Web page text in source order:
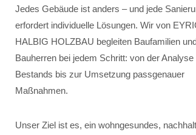
Jedes Gebäude ist anders – und jede
erfordert individuelle Lösungen. Wir von
HALBIG HOLZBAU begleiten Baufamilien
Bauherren bei jedem Schritt: von der Analyse
Bestands bis zur Umsetzung passgenauer
Maßnahmen.
Unser Ziel ist es, ein wohngesundes,